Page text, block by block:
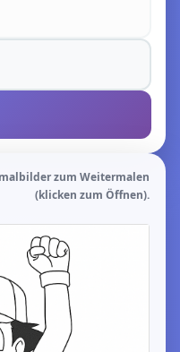
zum Weitermalen
(klicken zum Öffnen).